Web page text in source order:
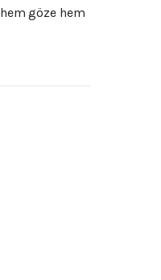
hemgöze hem